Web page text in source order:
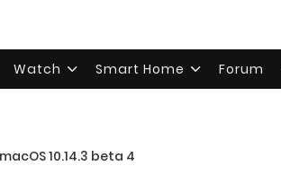
Watch Smart Home Forum
10.14.3 beta 4